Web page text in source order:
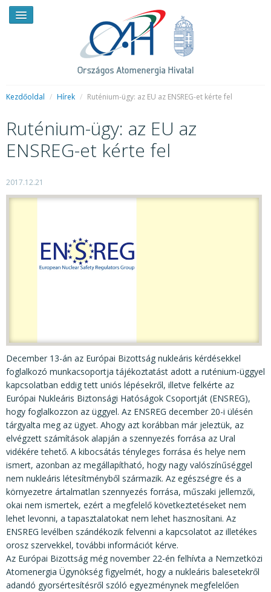
HÍREK
RENDKÍVÜLI HÍREK
HIRDETMÉNYEK
FELADATOK
KÖZÉRDEKŰ ADATOK
NYOMTATVÁNYOK, SZOFTVEREK
E-ÜGYINTÉZÉS
Kezdőoldal / Hírek / Ruténium-ügy: az EU az ENSREG-et kérte fel
Ruténium-ügy: az EU az
ENSREG-et kérte fel
2017.12.21
December 13-án az Európai Bizottság nukleáris kérdésekkel
foglalkozó munkacsoportja tájékoztatást adott a ruténium-üggyel
kapcsolatban eddig tett uniós lépésekről, illetve felkérte az
Európai Nukleáris Biztonsági Hatóságok Csoportját (ENSREG),
hogy foglalkozzon az üggyel. Az ENSREG december 20-i ülésén
tárgyalta meg az ügyet. Ahogy azt korábban már jeleztük, az
elvégzett számítások alapján a szennyezés forrása az Ural
vidékére tehető. A kibocsátás tényleges forrása és helye nem
ismert, azonban az megállapítható, hogy nagy valószínűséggel
nem nukleáris létesítményből származik. Az egészségre és a
környezetre ártalmatlan szennyezés forrása, műszaki jellemzői,
okai nem ismertek, ezért a megfelelő következtetéseket nem
lehet levonni, a tapasztalatokat nem lehet hasznosítani. Az
ENSREG levélben szándékozik felvenni a kapcsolatot az illetékes
orosz szervekkel, további információt kérve.
Az Európai Bizottság még november 22-én felhívta a Nemzetközi
Atomenergia Ügynökség figyelmét, hogy a nukleáris balesetekről
adandó gyorsértesítésről szóló egyezménynek megfelelően